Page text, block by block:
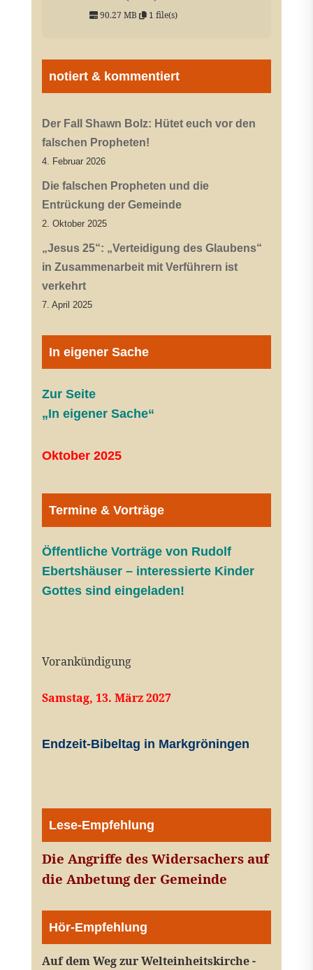
90.27 MB 1 file(s)
notiert & kommentiert
Der Fall Shawn Bolz: Hütet euch vor den
falschen Propheten!
4. Februar 2026
Die falschen Propheten und die
Entrückung der Gemeinde
2. Oktober 2025
„Jesus 25“: „Verteidigung des Glaubens“
in Zusammenarbeit mit Verführern ist
verkehrt
7. April 2025
In eigener Sache
Zur Seite
„In eigener Sache“
Oktober 2025
Termine & Vorträge
Öffentliche Vorträge von Rudolf
Ebertshäuser – interessierte Kinder
Gottes sind eingeladen!
Vorankündigung
Samstag, 13. März 2027
Endzeit-Bibeltag in Markgröningen
Lese-Empfehlung
Die Angriffe des Widersachers auf
die Anbetung der Gemeinde
Hör-Empfehlung
Auf dem Weg zur Welteinheitskirche -